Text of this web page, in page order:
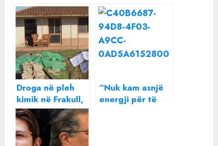
Droga në pleh
kimik në Frakull,
grupi kriminal
qëlloi me armë
mbi agjentët, si u
“Nuk kam asnjë
energji për të